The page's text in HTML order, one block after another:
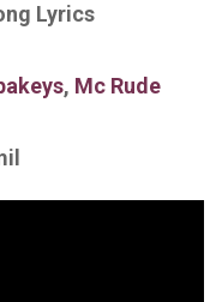
Lyrics
, Mc Rude